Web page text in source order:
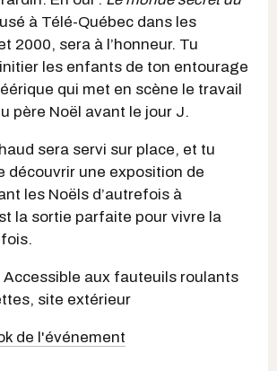
à Télé-Québec dans les
2000, sera à l’honneur. Tu
les enfants de ton entourage
qui met en scène le travail
père Noël avant le jour J.
sera servi sur place, et tu
découvrir une exposition de
les Noëls d’autrefois à
la sortie parfaite pour vivre la
aux fauteuils roulants
site extérieur
de l'événement